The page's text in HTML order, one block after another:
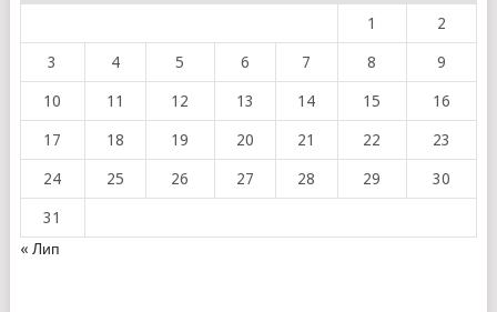
1 2
3 4 5 6 7 8 9
10 11 12 13 14 15 16
17 18 19 20 21 22 23
24 25 26 27 28 29 30
31
« Лип